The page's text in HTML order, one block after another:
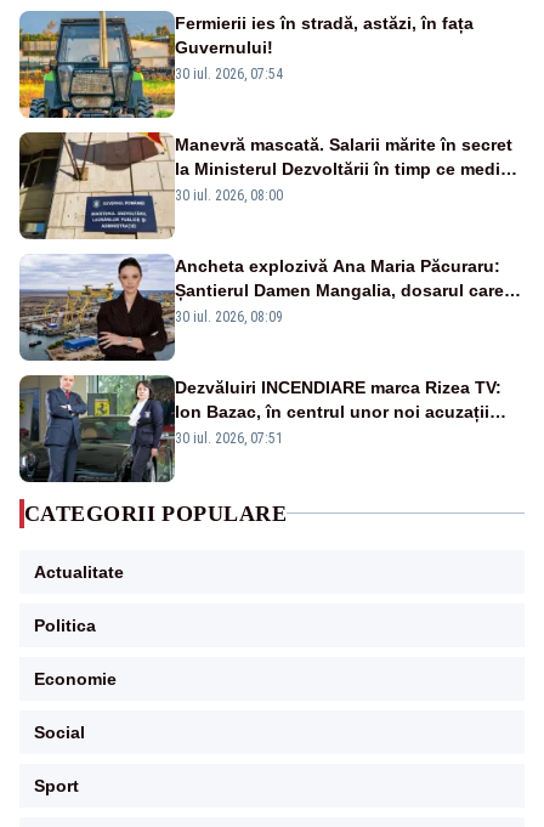
Fermierii ies în stradă, astăzi, în fața
Guvernului!
30 iul. 2026, 07:54
Manevră mascată. Salarii mărite în secret
la Ministerul Dezvoltării în timp ce medicii
ies în stradă
30 iul. 2026, 08:00
Ancheta explozivă Ana Maria Păcuraru:
Șantierul Damen Mangalia, dosarul care
scufundă apărarea României
30 iul. 2026, 08:09
Dezvăluiri INCENDIARE marca Rizea TV:
Ion Bazac, în centrul unor noi acuzații
publice
30 iul. 2026, 07:51
CATEGORII POPULARE
Actualitate
Politica
Economie
Social
Sport